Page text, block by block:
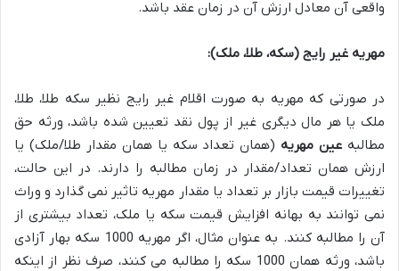
واقعی آن معادل ارزش آن در زمان عقد باشد.
مهریه غیر رایج (سکه، طلا، ملک):
در صورتی که مهریه به صورت اقلام غیر رایج نظیر سکه طلا، طلا،
ملک یا هر مال دیگری غیر از پول نقد تعیین شده باشد، ورثه حق
مطالبه عین مهریه (همان تعداد سکه یا همان مقدار طلا/ملک) یا
ارزش همان تعداد/مقدار در زمان مطالبه را دارند. در این حالت،
تغییرات قیمت بازار بر تعداد یا مقدار مهریه تاثیر نمی گذارد و وراث
نمی توانند به بهانه افزایش قیمت سکه یا ملک، تعداد بیشتری از
آن را مطالبه کنند. به عنوان مثال، اگر مهریه 1000 سکه بهار آزادی
باشد، ورثه همان 1000 سکه را مطالبه می کنند، صرف نظر از اینکه